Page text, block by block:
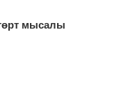
мысалы